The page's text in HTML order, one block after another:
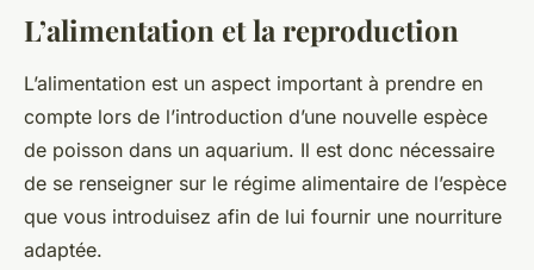
L’alimentation et la reproduction
L’alimentation est un aspect important à prendre en
compte lors de l’introduction d’une nouvelle espèce
de poisson dans un aquarium. Il est donc nécessaire
de se renseigner sur le régime alimentaire de l’espèce
que vous introduisez afin de lui fournir une nourriture
adaptée.